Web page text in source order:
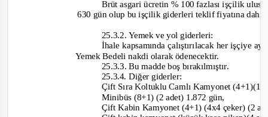
Brüt asgari ücretin % 100 fazlası işçilik
630 gün olup bu işçilik giderleri teklif fiyatına
25.3.2. Yemek ve yol giderleri:
İhale kapsamında çalıştırılacak her işçiye
Yemek Bedeli nakdi olarak ödenecektir.
25.3.3. Bu madde boş bırakılmıştır.
25.3.4. Diğer giderler:
Çift Sıra Koltuklu Camlı Kamyonet (4+1)(1
Minibüs (8+1) (2 adet) 1.872 gün,
Çift Kabin Kamyonet (4+1) (4x4 çeker) (2